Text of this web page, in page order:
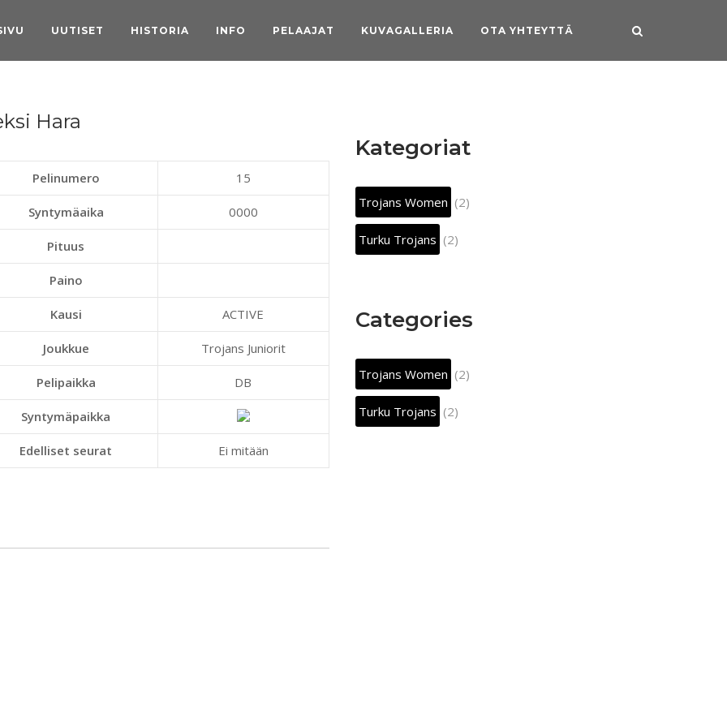
UUTISET HISTORIA INFO PELAAJAT KUVAGALLERIA OTA YHTEYTTÄ
Hara
Pelinumero 15
Syntymäaika 0000
Pituus
Paino
Kausi ACTIVE
Joukkue Trojans Juniorit
Pelipaikka DB
Syntymäpaikka
Edelliset seurat Ei mitään
Kategoriat
Trojans Women (2)
Turku Trojans (2)
Categories
Trojans Women (2)
Turku Trojans (2)